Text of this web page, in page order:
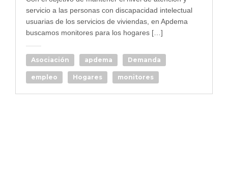
servicio a las personas con discapacidad intelectual
usuarias de los servicios de viviendas, en Apdema
buscamos monitores para los hogares […]
Asociación apdema Demanda
empleo Hogares monitores